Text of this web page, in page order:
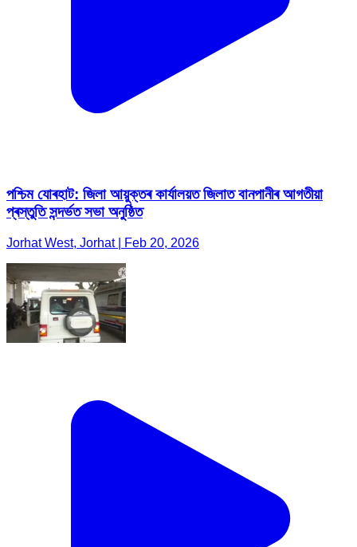
পশ্চিম যোৰহাট: জিলা আয়ুক্তৰ কাৰ্যালয়ত জিলাত বানপানীৰ আগতীয়া
প্ৰস্তুতি সন্দৰ্ভত সভা অনুষ্ঠিত
Jorhat West, Jorhat | Feb 20, 2026